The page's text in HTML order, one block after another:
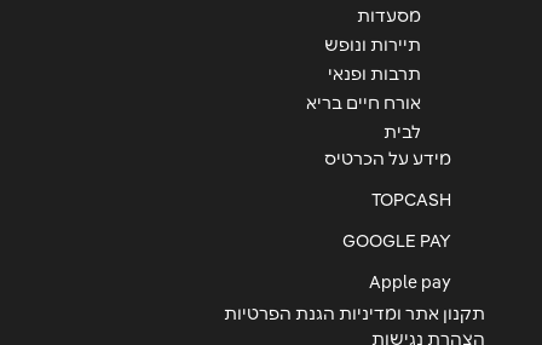
מסעדות
תיירות ונופש
תרבות ופנאי
אורח חיים בריא
לבית
מידע על הכרטיס
TOPCASH
GOOGLE PAY
Apple pay
תקנון אתר ומדיניות הגנת הפרטיות
הצהרת נגישות